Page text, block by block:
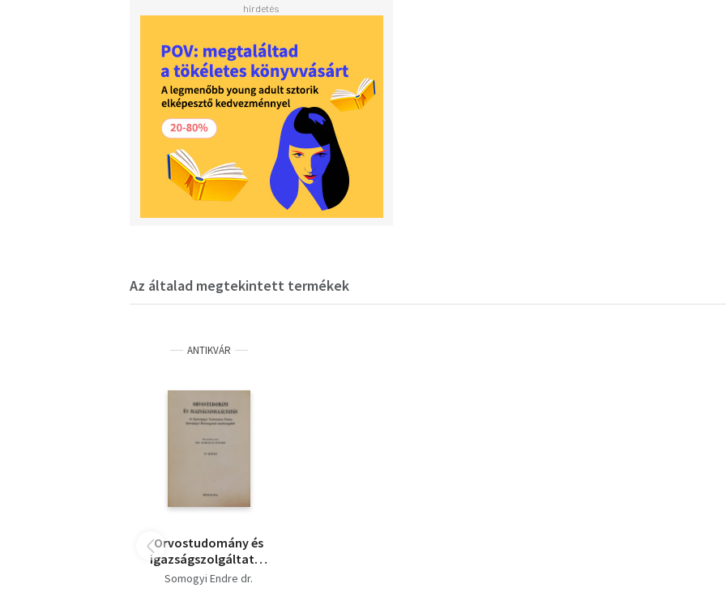
Az általad megtekintett termékek
ANTIKVÁR
Orvostudomány és
igazságszolgáltatás
IV.
Somogyi Endre dr.